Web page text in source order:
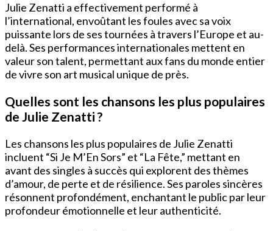
Julie Zenatti a effectivement performé à
l’international, envoûtant les foules avec sa voix
puissante lors de ses tournées à travers l’Europe et au-
delà. Ses performances internationales mettent en
valeur son talent, permettant aux fans du monde entier
de vivre son art musical unique de près.
Quelles sont les chansons les plus populaires
de Julie Zenatti ?
Les chansons les plus populaires de Julie Zenatti
incluent “Si Je M’En Sors” et “La Fête,” mettant en
avant des singles à succès qui explorent des thèmes
d’amour, de perte et de résilience. Ses paroles sincères
résonnent profondément, enchantant le public par leur
profondeur émotionnelle et leur authenticité.